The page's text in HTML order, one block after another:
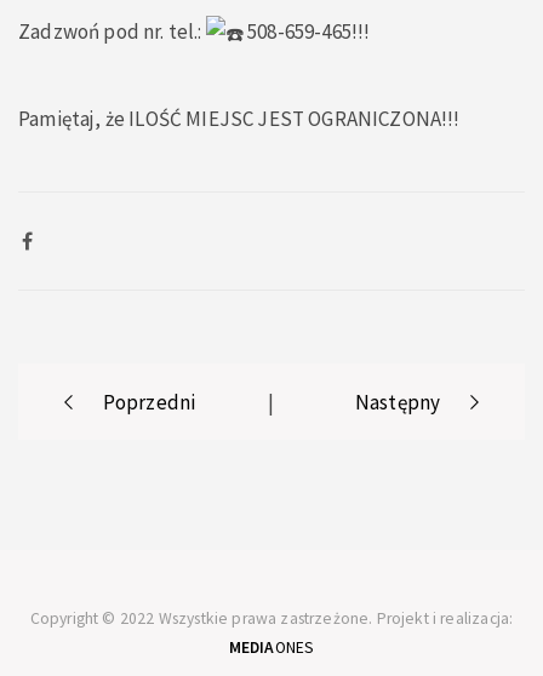
Zadzwoń pod nr. tel.: 508-659-465!!!
Pamiętaj, że ILOŚĆ MIEJSC JEST OGRANICZONA!!!
PostPoprzedni | Następny
Copyright © 2022 Wszystkie prawa zastrzeżone. Projekt i realizacja:
MEDIAONES